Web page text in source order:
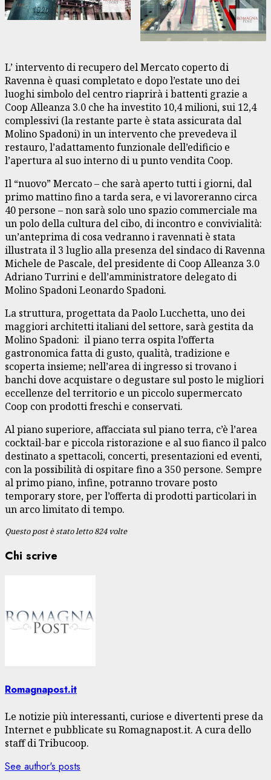
L’ intervento di recupero del Mercato coperto di
Ravenna è quasi completato e dopo l’estate uno dei
luoghi simbolo del centro riaprirà i battenti grazie a
Coop Alleanza 3.0 che ha investito 10,4 milioni, sui 12,4
complessivi (la restante parte è stata assicurata dal
Molino Spadoni) in un intervento che prevedeva il
restauro, l’adattamento funzionale dell’edificio e
l’apertura al suo interno di u punto vendita Coop.
Il “nuovo” Mercato – che sarà aperto tutti i giorni, dal
primo mattino fino a tarda sera, e vi lavoreranno circa
40 persone – non sarà solo uno spazio commerciale ma
un polo della cultura del cibo, di incontro e convivialità:
un’anteprima di cosa vedranno i ravennati è stata
illustrata il 3 luglio alla presenza del sindaco di Ravenna
Michele de Pascale, del presidente di Coop Alleanza 3.0
Adriano Turrini e dell’amministratore delegato di
Molino Spadoni Leonardo Spadoni.
La struttura, progettata da Paolo Lucchetta, uno dei
maggiori architetti italiani del settore, sarà gestita da
Molino Spadoni: il piano terra ospita l’offerta
gastronomica fatta di gusto, qualità, tradizione e
scoperta insieme; nell’area di ingresso si trovano i
banchi dove acquistare o degustare sul posto le migliori
eccellenze del territorio e un piccolo supermercato
Coop con prodotti freschi e conservati.
Al piano superiore, affacciata sul piano terra, c’è l’area
cocktail-bar e piccola ristorazione e al suo fianco il palco
destinato a spettacoli, concerti, presentazioni ed eventi,
con la possibilità di ospitare fino a 350 persone. Sempre
al primo piano, infine, potranno trovare posto
temporary store, per l’offerta di prodotti particolari in
un arco limitato di tempo.
Questo post è stato letto 824 volte
Chi scrive
Romagnapost.it
Le notizie più interessanti, curiose e divertenti prese da
Internet e pubblicate su Romagnapost.it. A cura dello
staff di Tribucoop.
See author's posts